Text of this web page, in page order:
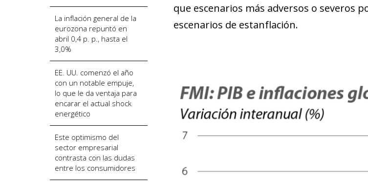
La inflación general de la
eurozona repuntó en
abril 0,4 p. p., hasta el
3,0%
EE. UU. comenzó el año
con un notable empuje,
lo que le da ventaja para
encarar el actual shock
energético
Este optimismo del
sector empresarial
contrasta con las dudas
entre los consumidores
que escenarios más adversos o severos
escenarios de estanflación.